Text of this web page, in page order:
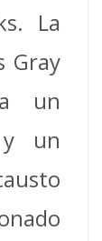
La
Gray
un
y un